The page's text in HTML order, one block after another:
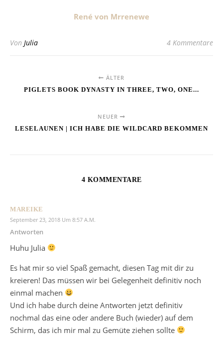
René von Mrrenewe
Von Julia 4 Kommentare
ÄLTER
PIGLETS BOOK DYNASTY IN THREE, TWO, ONE...
NEUER
LESELAUNEN | ICH HABE DIE WILDCARD BEKOMMEN
4 KOMMENTARE
MAREIKE
September 23, 2018 Um 8:57 A.m.
Antworten
Huhu Julia
Es hat mir so viel Spaß gemacht, diesen Tag mit dir zu
kreieren! Das müssen wir bei Gelegenheit definitiv noch
einmal machen
Und ich habe durch deine Antworten jetzt definitiv
nochmal das eine oder andere Buch (wieder) auf dem
Schirm, das ich mir mal zu Gemüte ziehen sollte